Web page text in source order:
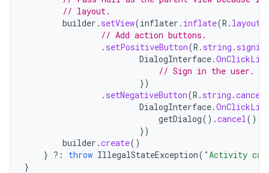
// layout.
builder . setView(inflater . inflate(R . layout
// Add action buttons.
. setPositiveButton(R . string . signin
DialogInterface.
// Sign in the user.
})
. setNegativeButton(R . string .cancel
DialogInterface.
getDialog().cancel ()
})
builder .create()
} ?: throw IllegalStateException( "Activity
}